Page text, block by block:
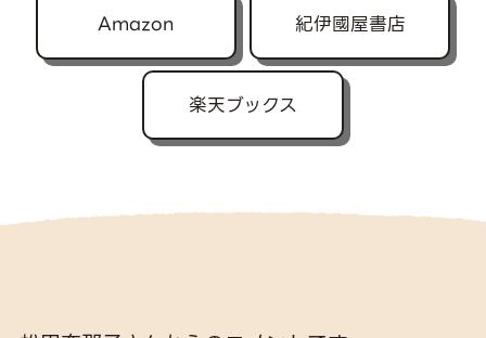
Amazon 紀伊國屋書店
楽天ブックス